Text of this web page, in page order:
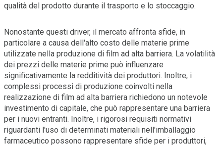
qualità del prodotto durante il trasporto e lo stoccaggio.
Nonostante questi driver, il mercato affronta sfide, in
particolare a causa dell'alto costo delle materie prime
utilizzate nella produzione di film ad alta barriera. La volatilità
dei prezzi delle materie prime può influenzare
significativamente la redditività dei produttori. Inoltre, i
complessi processi di produzione coinvolti nella
realizzazione di film ad alta barriera richiedono un notevole
investimento di capitale, che può rappresentare una barriera
per i nuovi entranti. Inoltre, i rigorosi requisiti normativi
riguardanti l'uso di determinati materiali nell'imballaggio
farmaceutico possono rappresentare sfide per i produttori,